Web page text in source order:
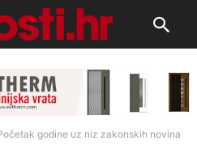
godine uz niz zakonskih novina